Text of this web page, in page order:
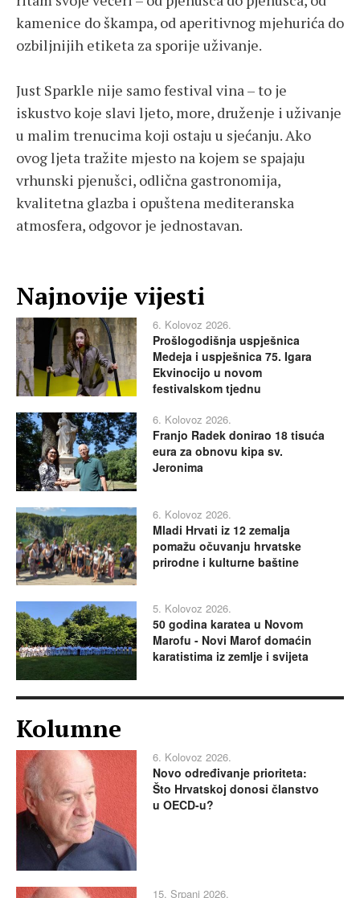
kamenice do škampa, od aperitivnog mjehurića do
ozbiljnijih etiketa za sporije uživanje.
Just Sparkle nije samo festival vina – to je
iskustvo koje slavi ljeto, more, druženje i uživanje
u malim trenucima koji ostaju u sjećanju. Ako
ovog ljeta tražite mjesto na kojem se spajaju
vrhunski pjenušci, odlična gastronomija,
kvalitetna glazba i opuštena mediteranska
atmosfera, odgovor je jednostavan.
Najnovije vijesti
6. Kolovoz 2026.
Prošlogodišnja uspješnica
Medeja i uspješnica 75. Igara
Ekvinocijo u novom
festivalskom tjednu
6. Kolovoz 2026.
Franjo Radek donirao 18 tisuća
eura za obnovu kipa sv.
Jeronima
6. Kolovoz 2026.
Mladi Hrvati iz 12 zemalja
pomažu očuvanju hrvatske
prirodne i kulturne baštine
5. Kolovoz 2026.
50 godina karatea u Novom
Marofu - Novi Marof domaćin
karatistima iz zemlje i svijeta
Kolumne
6. Kolovoz 2026.
Novo određivanje prioriteta:
Što Hrvatskoj donosi članstvo
u OECD-u?
15. Srpanj 2026.